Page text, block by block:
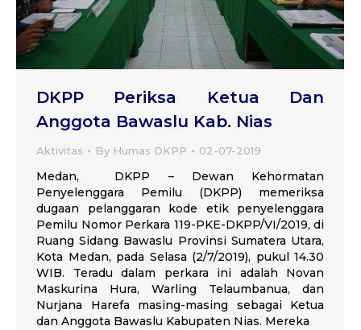
DKPP Periksa Ketua Dan
Anggota Bawaslu Kab. Nias
Aktivitas By Humas DKPP 02-07-2019
Medan, DKPP – Dewan Kehormatan
Penyelenggara Pemilu (DKPP) memeriksa
dugaan pelanggaran kode etik penyelenggara
Pemilu Nomor Perkara 119-PKE-DKPP/VI/2019, di
Ruang Sidang Bawaslu Provinsi Sumatera Utara,
Kota Medan, pada Selasa (2/7/2019), pukul 14.30
WIB. Teradu dalam perkara ini adalah Novan
Maskurina Hura, Warling Telaumbanua, dan
Nurjana Harefa masing-masing sebagai Ketua
dan Anggota Bawaslu Kabupaten Nias. Mereka